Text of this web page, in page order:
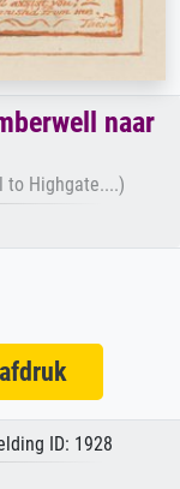
naar
to Highgate....)
ID: 1928